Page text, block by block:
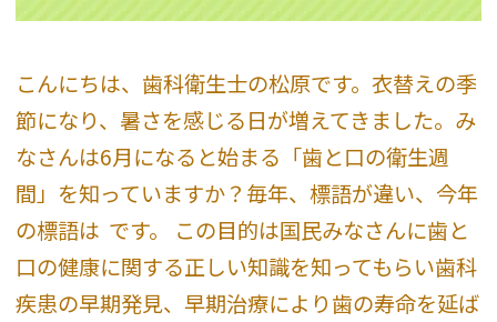
こんにちは、歯科衛生士の松原です。衣替えの季
節になり、暑さを感じる日が増えてきました。み
なさんは6月になると始まる「歯と口の衛生週
間」を知っていますか？毎年、標語が違い、今年
の標語は です。 この目的は国民みなさんに歯と
口の健康に関する正しい知識を知ってもらい歯科
疾患の早期発見、早期治療により歯の寿命を延ば